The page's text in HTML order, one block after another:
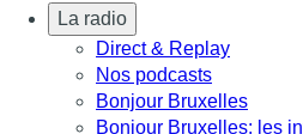
La radio
Direct & Replay
Nos podcasts
Bonjour Bruxelles
Bonjour Bruxelles: les